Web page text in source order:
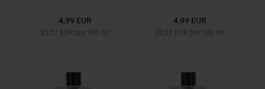
4,99 EUR
33,27 EUR pro 100 ml
4,99 EUR
33,27 EUR pro 100 ml